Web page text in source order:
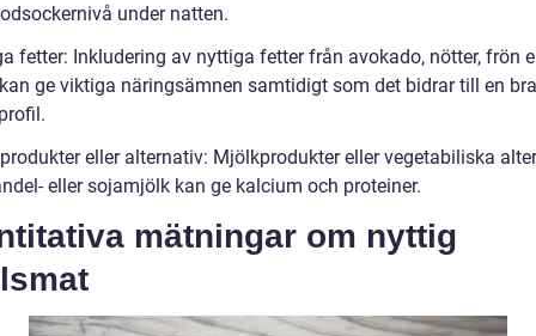
under natten.
fetter: Inkludering av nyttiga fetter från avokado, nötter, frön
ge viktiga näringsämnen samtidigt som det bidrar till en bra
eller alternativ: Mjölkprodukter eller vegetabiliska
eller sojamjölk kan ge kalcium och proteiner.
mätningar om nyttig